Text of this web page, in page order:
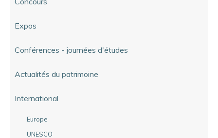
Expos
Conférences - journées d'études
Actualités du patrimoine
International
Europe
UNESCO